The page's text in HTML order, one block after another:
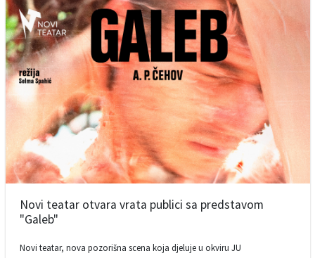
Novi teatar otvara vrata publici sa predstavom
"Galeb"
Novi teatar, nova pozorišna scena koja djeluje u okviru JU